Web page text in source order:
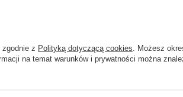
z Polityką dotyczącą cookies . Możesz
na temat warunków i prywatności można